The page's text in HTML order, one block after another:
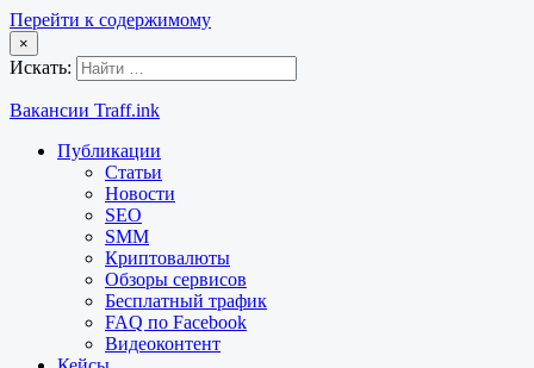
Перейти к содержимому
×
Искать:
Вакансии Traff.ink
Публикации
Статьи
Новости
SEO
SMM
Криптовалюты
Обзоры сервисов
Бесплатный трафик
FAQ по Facebook
Видеоконтент